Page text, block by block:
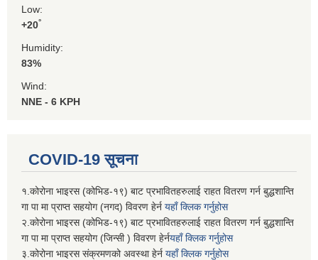
Low:
+20°
Humidity:
83%
Wind:
NNE - 6 KPH
COVID-19 सूचना
१.कोरोना भाइरस (कोभिड-१९) बाट प्रभावितहरुलाई राहत वितरण गर्न बुद्धशान्ति
गा पा मा प्राप्त सहयोग (नगद) विवरण हेर्न यहाँ क्लिक गर्नुहोस
२.कोरोना भाइरस (कोभिड-१९) बाट प्रभावितहरुलाई राहत वितरण गर्न बुद्धशान्ति
गा पा मा प्राप्त सहयोग (जिन्सी ) विवरण हेर्नयहाँ क्लिक गर्नुहोस
३.कोरोना भाइरस संक्रमणको अवस्था हेर्न यहाँ क्लिक गर्नुहोस